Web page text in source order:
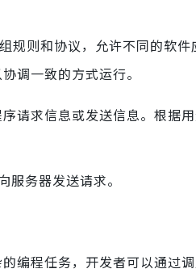
则和协议，允许不同的软件
调一致的方式运行。
请求信息或发送信息。根据
务器发送请求。
编程任务，开发者可以通过